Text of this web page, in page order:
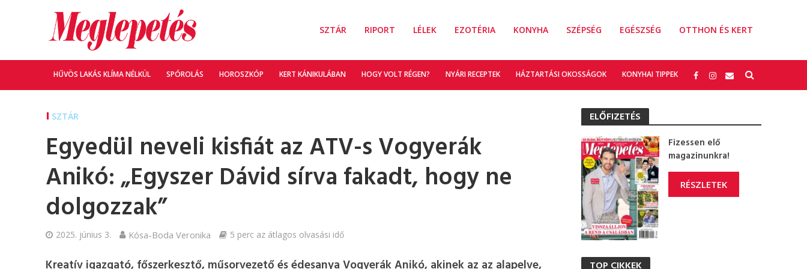
SZTÁR RIPORT LÉLEK EZOTÉRIA KONYHA SZÉPSÉG EGÉSZSÉG OTTHON ÉS KERT
HŰVÖS LAKÁS KLÍMA NÉLKÜL SPÓROLÁS HOROSZKÓP KERT KÁNIKULÁBAN HOGY VOLT RÉGEN? NYÁRI RECEPTEK HÁZTARTÁSI OKOSSÁGOK KONYHAI TIPPEK
SZTÁR
Egyedül neveli kisfiát az ATV-s Vogyerák
Anikó: „Egyszer Dávid sírva fakadt, hogy ne
dolgozzak”
2025. június 3. Kósa-Boda Veronika 5 perc az átlagos olvasási idő
Kreatív igazgató, főszerkesztő, műsorvezető és édesanya Vogyerák Anikó, akinek az az alapelve,
ELŐFIZETÉS
Fizessen elő
magazinunkra!
RÉSZLETEK